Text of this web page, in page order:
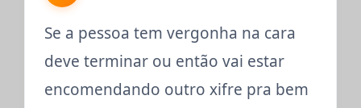
Se a pessoa tem vergonha na cara
deve terminar ou então vai estar
encomendando outro xifre pra bem